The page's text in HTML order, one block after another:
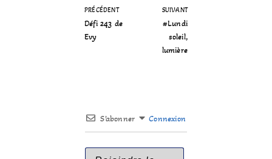
PRÉCÉDENT
Défi 243 de
Evy
SUIVANT
#Lundi
soleil,
lumière
S’abonner Connexion